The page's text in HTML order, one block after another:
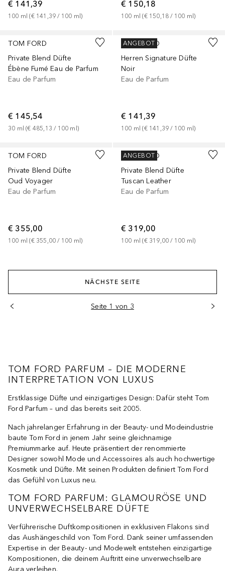
€ 141,39
100 ml (€ 141,39 / 100 ml)
€ 150,18
100 ml (€ 150,18 / 100 ml)
TOM FORD
Private Blend Düfte
Ébène Fumé Eau de Parfum
Eau de Parfum
€ 145,54
30 ml (€ 485,13 / 100 ml )
TOM FORD
Herren Signature Düfte
Noir
Eau de Parfum
€ 141,39
100 ml (€ 141,39 / 100 ml)
ANGEBOT
TOM FORD
Private Blend Düfte
Oud Voyager
Eau de Parfum
€ 355,00
100 ml (€ 355,00 / 100 ml)
TOM FORD
Private Blend Düfte
Tuscan Leather
Eau de Parfum
€ 319,00
100 ml (€ 319,00 / 100 ml)
ANGEBOT
NÄCHSTE SEITE
Seite 1 von 3
TOM FORD PARFUM – DIE MODERNE
INTERPRETATION VON LUXUS
Erstklassige Düfte und einzigartiges Design: Dafür steht Tom
Ford Parfum – und das bereits seit 2005.
Nach jahrelanger Erfahrung in der Beauty- und Modeindustrie
baute Tom Ford in jenem Jahr seine gleichnamige
Premiummarke auf. Heute präsentiert der renommierte
Designer sowohl Mode und Accessoires als auch hochwertige
Kosmetik und Düfte. Mit seinen Produkten definiert Tom Ford
das Gefühl von Luxus neu.
TOM FORD PARFUM: GLAMOURÖSE UND
UNVERWECHSELBARE DÜFTE
Verführerische Duftkompositionen in exklusiven Flakons sind
das Aushängeschild von Tom Ford. Dank seiner umfassenden
Expertise in der Beauty- und Modewelt entstehen einzigartige
Kompositionen, die deinem Auftritt eine unverwechselbare
Aura verleihen.